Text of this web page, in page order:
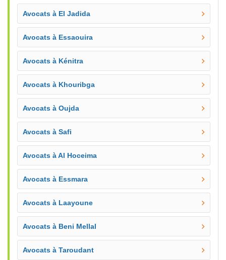
Avocats à El Jadida
Avocats à Essaouira
Avocats à Kénitra
Avocats à Khouribga
Avocats à Oujda
Avocats à Safi
Avocats à Al Hoceima
Avocats à Essmara
Avocats à Laayoune
Avocats à Beni Mellal
Avocats à Taroudant